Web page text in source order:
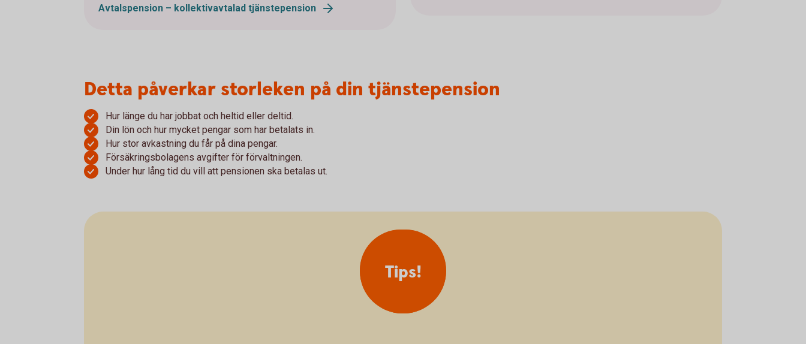
Avtalspension – kollektivavtalad tjänstepension
Detta påverkar storleken på din tjänstepension
Hur länge du har jobbat och heltid eller deltid.
Din lön och hur mycket pengar som har betalats in.
Hur stor avkastning du får på dina pengar.
Försäkringsbolagens avgifter för förvaltningen.
Under hur lång tid du vill att pensionen ska betalas ut.
Tips!